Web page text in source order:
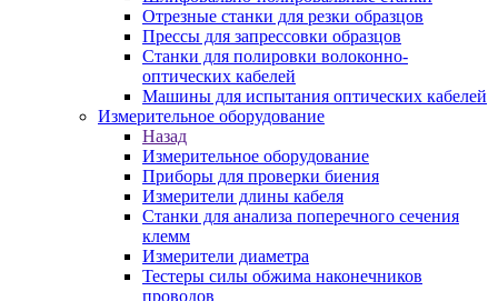
Отрезные станки для резки образцов
Прессы для запрессовки образцов
Станки для полировки волоконно-
оптических кабелей
Машины для испытания оптических кабелей
Измерительное оборудование
Назад
Измерительное оборудование
Приборы для проверки биения
Измерители длины кабеля
Станки для анализа поперечного сечения
клемм
Измерители диаметра
Тестеры силы обжима наконечников
проводов